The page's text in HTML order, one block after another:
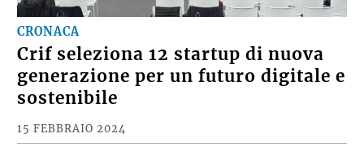
CRONACA
Crif seleziona 12 startup di nuova
generazione per un futuro digitale e
sostenibile
15 FEBBRAIO 2024